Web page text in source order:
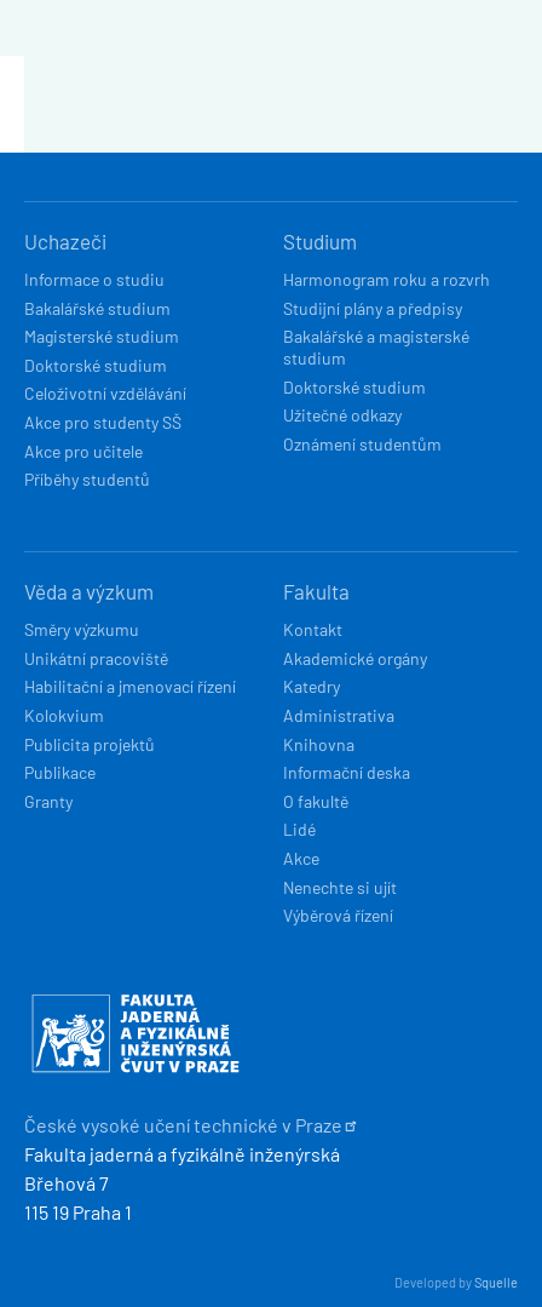
NAVIGACE
Uchazeči
Informace o studiu
Bakalářské studium
Magisterské studium
Doktorské studium
Celoživotní vzdělávání
Akce pro studenty SŠ
Akce pro učitele
Příběhy studentů
Studium
Harmonogram roku a rozvrh
Studijní plány a předpisy
Bakalářské a magisterské
studium
Doktorské studium
Užitečné odkazy
Oznámení studentům
Věda a výzkum
Směry výzkumu
Unikátní pracoviště
Habilitační a jmenovací řízení
Kolokvium
Publicita projektů
Publikace
Granty
Fakulta
Kontakt
Akademické orgány
Katedry
Administrativa
Knihovna
Informační deska
O fakultě
Lidé
Akce
Nenechte si ujít
Výběrová řízení
Obrázek
České vysoké učení technické v Praze
Fakulta jaderná a fyzikálně inženýrská
Břehová 7
115 19 Praha 1
Developed bySquelle